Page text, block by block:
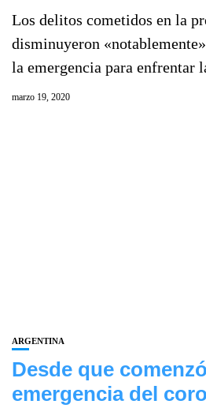
Los delitos cometidos en la
disminuyeron
la emergencia para enfrentar
marzo 19, 2020
ARGENTINA
Desde que
emergencia del